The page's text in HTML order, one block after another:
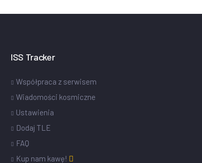
ISS Tracker
Współpraca z serwisem
Wiadomości kosmiczne
Ustawienia
Dodaj TLE
FAQ
Kup nam kawę!